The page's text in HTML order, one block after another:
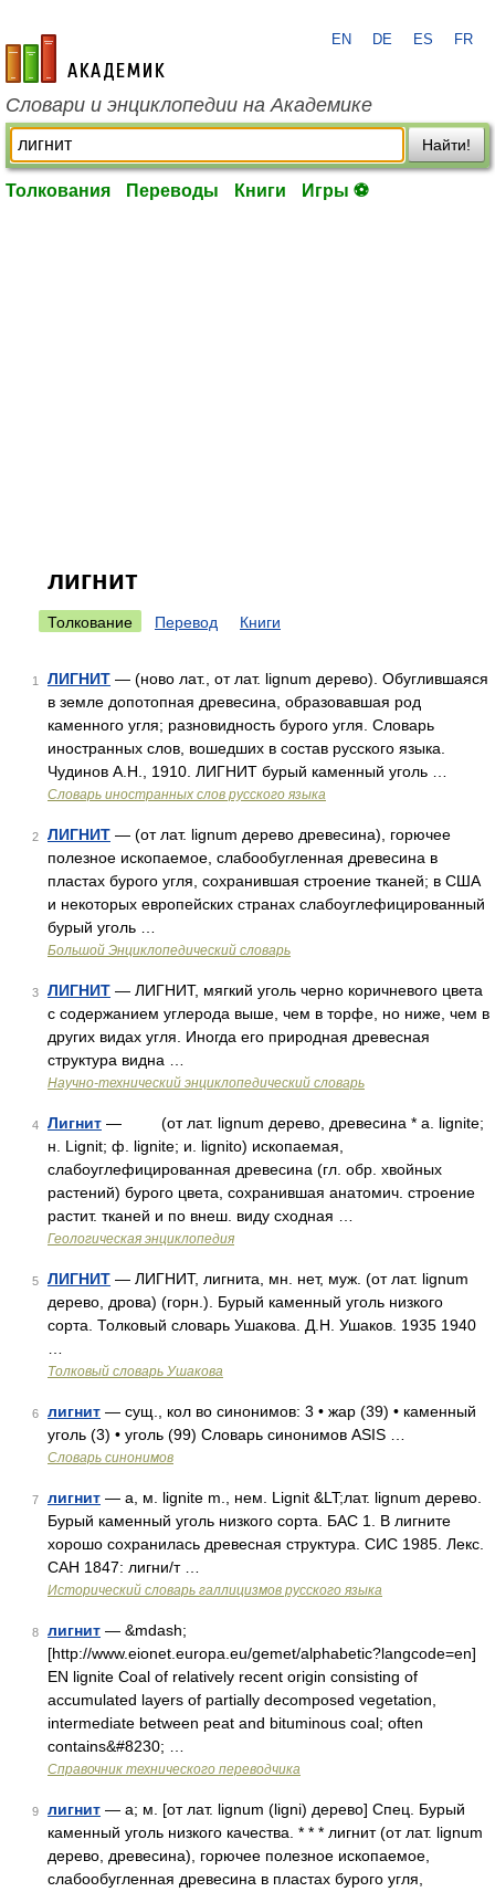
academic.ru
EN DE ES FR
Словари и энциклопедии на Академике
Найти!
Толкования Переводы Книги Игры ⚽
лигнит
Толкование Перевод Книги
1 ЛИГНИТ — (ново лат., от лат. lignum дерево). Обуглившаяся
в земле допотопная древесина, образовавшая род
каменного угля; разновидность бурого угля. Словарь
иностранных слов, вошедших в состав русского языка.
Чудинов А.Н., 1910. ЛИГНИТ бурый каменный уголь …
Словарь иностранных слов русского языка
2 ЛИГНИТ — (от лат. lignum дерево древесина), горючее
полезное ископаемое, слабообугленная древесина в
пластах бурого угля, сохранившая строение тканей; в США
и некоторых европейских странах слабоуглефицированный
бурый уголь …
Большой Энциклопедический словарь
3 ЛИГНИТ — ЛИГНИТ, мягкий уголь черно коричневого цвета
с содержанием углерода выше, чем в торфе, но ниже, чем в
других видах угля. Иногда его природная древесная
структура видна …
Научно-технический энциклопедический словарь
4 Лигнит — (от лат. lignum дерево, древесина * a. lignite;
н. Lignit; ф. lignite; и. lignito) ископаемая,
слабоуглефицированная древесина (гл. обр. хвойных
растений) бурого цвета, сохранившая анатомич. строение
растит. тканей и по внеш. виду сходная …
Геологическая энциклопедия
5 ЛИГНИТ — ЛИГНИТ, лигнита, мн. нет, муж. (от лат. lignum
дерево, дрова) (горн.). Бурый каменный уголь низкого
сорта. Толковый словарь Ушакова. Д.Н. Ушаков. 1935 1940
Толковый словарь Ушакова
6 лигнит — сущ., кол во синонимов: 3 • жар (39) • каменный
уголь (3) • уголь (99) Словарь синонимов ASIS …
Словарь синонимов
7 лигнит — а, м. lignite m., нем. Lignit &LT;лат. lignum дерево.
Бурый каменный уголь низкого сорта. БАС 1. В лигните
хорошо сохранилась древесная структура. СИС 1985. Лекс.
САН 1847: лигни/т …
Исторический словарь галлицизмов русского языка
8 лигнит — &mdash;
[http://www.eionet.europa.eu/gemet/alphabetic?langcode=en]
EN lignite Coal of relatively recent origin consisting of
accumulated layers of partially decomposed vegetation,
intermediate between peat and bituminous coal; often
contains&#8230; …
Справочник технического переводчика
9 лигнит — а; м. [от лат. lignum (ligni) дерево] Спец. Бурый
каменный уголь низкого качества. * * * лигнит (от лат. lignum
дерево, древесина), горючее полезное ископаемое,
слабообугленная древесина в пластах бурого угля,